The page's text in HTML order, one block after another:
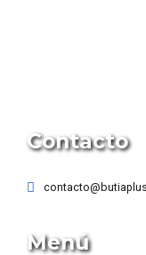
Contacto
Menú